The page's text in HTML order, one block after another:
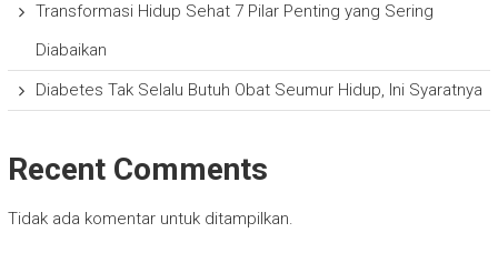
Transformasi Hidup Sehat 7 Pilar Penting yang Sering
Diabaikan
Diabetes Tak Selalu Butuh Obat Seumur Hidup, Ini Syaratnya
Recent Comments
Tidak ada komentar untuk ditampilkan.